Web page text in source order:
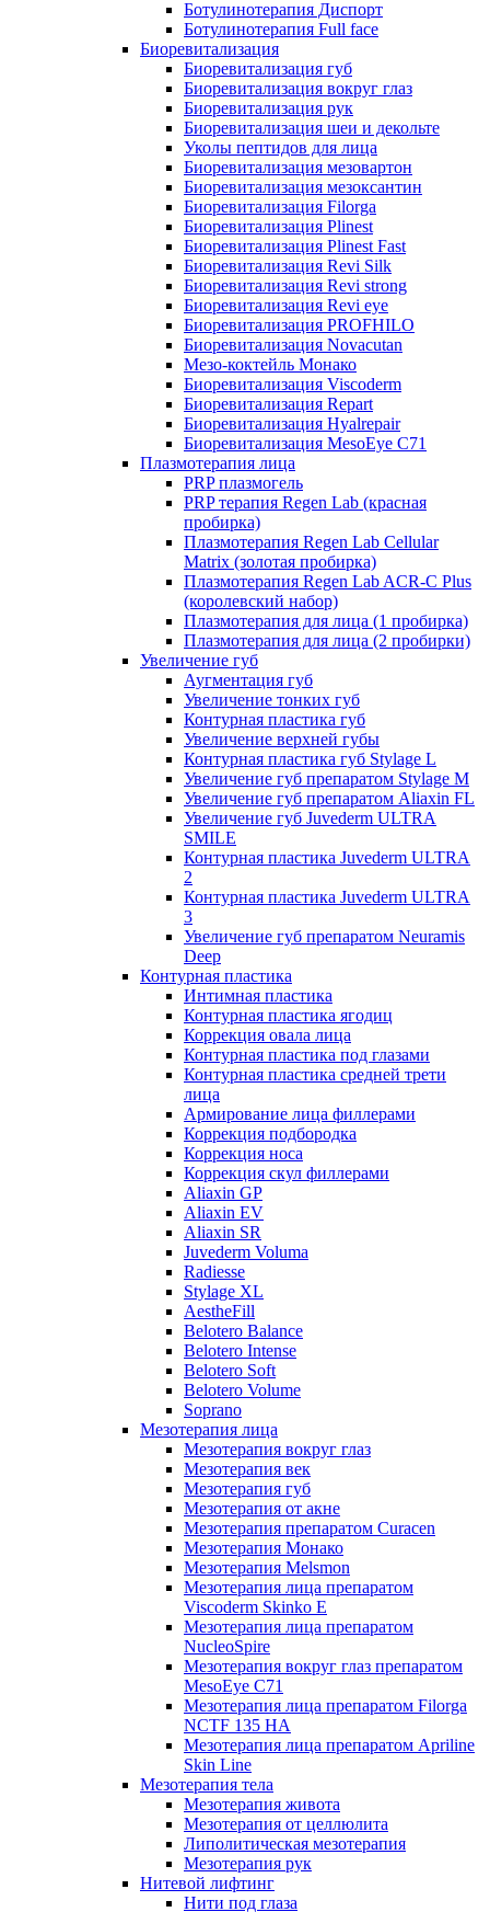
Ботулинотерапия Диспорт
Ботулинотерапия Full face
Биоревитализация
Биоревитализация губ
Биоревитализация вокруг глаз
Биоревитализация рук
Биоревитализация шеи и декольте
Уколы пептидов для лица
Биоревитализация мезовартон
Биоревитализация мезоксантин
Биоревитализация Filorga
Биоревитализация Plinest
Биоревитализация Plinest Fast
Биоревитализация Revi Silk
Биоревитализация Revi strong
Биоревитализация Revi eye
Биоревитализация PROFHILO
Биоревитализация Novacutan
Мезо-коктейль Монако
Биоревитализация Viscoderm
Биоревитализация Repart
Биоревитализация Hyalrepair
Биоревитализация MesoEye C71
Плазмотерапия лица
PRP плазмогель
PRP терапия Regen Lab (красная
пробирка)
Плазмотерапия Regen Lab Cellular
Matrix (золотая пробирка)
Плазмотерапия Regen Lab ACR-C Plus
(королевский набор)
Плазмотерапия для лица (1 пробирка)
Плазмотерапия для лица (2 пробирки)
Увеличение губ
Аугментация губ
Увеличение тонких губ
Контурная пластика губ
Увеличение верхней губы
Контурная пластика губ Stylage L
Увеличение губ препаратом Stylage M
Увеличение губ препаратом Aliaxin FL
Увеличение губ Juvederm ULTRA
SMILE
Контурная пластика Juvederm ULTRA
2
Контурная пластика Juvederm ULTRA
3
Увеличение губ препаратом Neuramis
Deep
Контурная пластика
Интимная пластика
Контурная пластика ягодиц
Коррекция овала лица
Контурная пластика под глазами
Контурная пластика средней трети
лица
Армирование лица филлерами
Коррекция подбородка
Коррекция носа
Коррекция скул филлерами
Aliaxin GP
Aliaxin EV
Aliaxin SR
Juvederm Voluma
Radiesse
Stylage XL
AestheFill
Belotero Balance
Belotero Intense
Belotero Soft
Belotero Volume
Soprano
Мезотерапия лица
Мезотерапия вокруг глаз
Мезотерапия век
Мезотерапия губ
Мезотерапия от акне
Мезотерапия препаратом Curacen
Мезотерапия Монако
Мезотерапия Melsmon
Мезотерапия лица препаратом
Viscoderm Skinko E
Мезотерапия лица препаратом
NucleoSpire
Мезотерапия вокруг глаз препаратом
MesoEye С71
Мезотерапия лица препаратом Filorga
NCTF 135 HA
Мезотерапия лица препаратом Apriline
Skin Line
Мезотерапия тела
Мезотерапия живота
Мезотерапия от целлюлита
Липолитическая мезотерапия
Мезотерапия рук
Нитевой лифтинг
Нити под глаза